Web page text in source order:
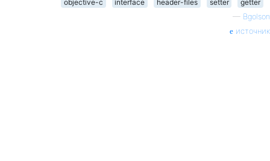
objective-c interface header-files setter
getter
— Bgolson
источник